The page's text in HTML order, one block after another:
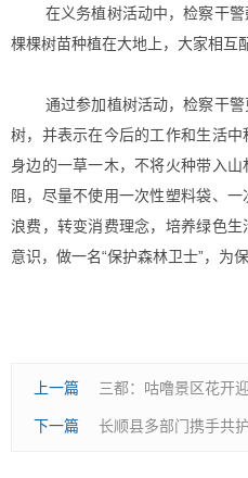
在义务植树活动中，检察干
棵棵树苗种植在大地上，大家相互
通过参加植树活动，检察干
树，并表示在今后的工作和生活
身边的一草一木，不将火种带入
阻，尽量不使用一次性塑料袋、
浪费，转变消费理念，培养绿色
意识，做一名“保护森林卫士”，为
上一篇 三都：咕噜景区花开
长顺县多部门携手共
下一篇